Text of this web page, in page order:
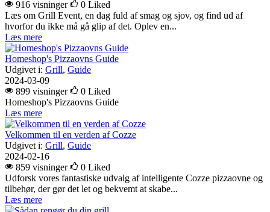
916 visninger
0 Liked
Læs om Grill Event, en dag fuld af smag og sjov, og find ud af
hvorfor du ikke må gå glip af det. Oplev en...
Læs mere
Homeshop's Pizzaovns Guide
Udgivet i: Grill, Guide
2024-03-09
899 visninger
0 Liked
Homeshop's Pizzaovns Guide
Læs mere
Velkommen til en verden af Cozze
Udgivet i: Grill, Guide
2024-02-16
859 visninger
0 Liked
Udforsk vores fantastiske udvalg af intelligente Cozze pizzaovne og
tilbehør, der gør det let og bekvemt at skabe...
Læs mere